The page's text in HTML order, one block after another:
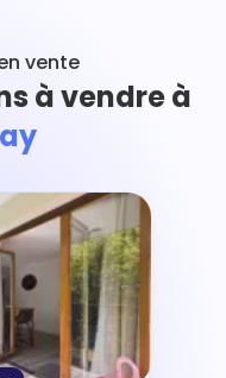
vente
à vendre à